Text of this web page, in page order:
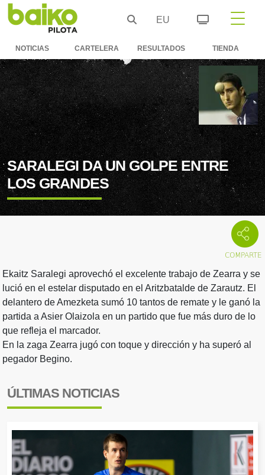
EU
NOTICIAS CARTELERA RESULTADOS TIENDA
SARALEGI DA UN GOLPE ENTRE
LOS GRANDES
Ekaitz Saralegi aprovechó el excelente trabajo de Zearra y se
lució en el estelar disputado en el Aritzbatalde de Zarautz. El
delantero de Amezketa sumó 10 tantos de remate y le ganó la
partida a Asier Olaizola en un partido que fue más duro de lo
que refleja el marcador.
En la zaga Zearra jugó con toque y dirección y ha superó al
pegador Begino.
ÚLTIMAS NOTICIAS